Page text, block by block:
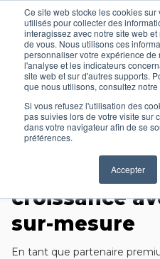
Ce site web stocke les cookies
utilisés pour collecter des
interagissez avec notre site web
de vous. Nous utilisons ces
personnaliser votre expérience
l'analyse et les indicateurs
site web et sur d'autres supports.
que nous utilisons, consultez
Si vous refusez l'utilisation des
pas suivies lors de votre visite sur
dans votre navigateur afin de se
préférences.
Accepter
IMPLÉMENTATION
Structurez
croissance
sur-mesure
En tant que partenaire